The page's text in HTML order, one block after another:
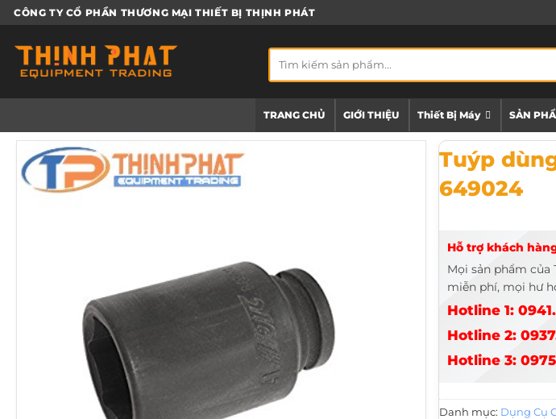
Bỏ
nội
dung
CÔNG TY CỔ PHẦN THƯƠNG MẠI THIẾT BỊ THỊNH PHÁT
kiếm:
TRANG CHỦ GIỚI THIỆU Thiết Bị Máy SẢN
Tuýp dùng cho súng
Tuýp
649024
Hỗ trợ khách
Mọi sản phẩm của
miễn phí, mọi hư
Hotline 1:
Hotline 2:
Hotline 3:
Danh mục: Dụng Cụ